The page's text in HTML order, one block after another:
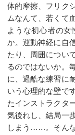
体的摩擦、フリク
ムなんて、若くて
ような初心者の女
か。運動神経に自
たり、周囲につい
るのではないか。
に、過酷な練習に
いう心理的な壁で
たインストラクタ
気後れし、結局一
しまう……。そんな